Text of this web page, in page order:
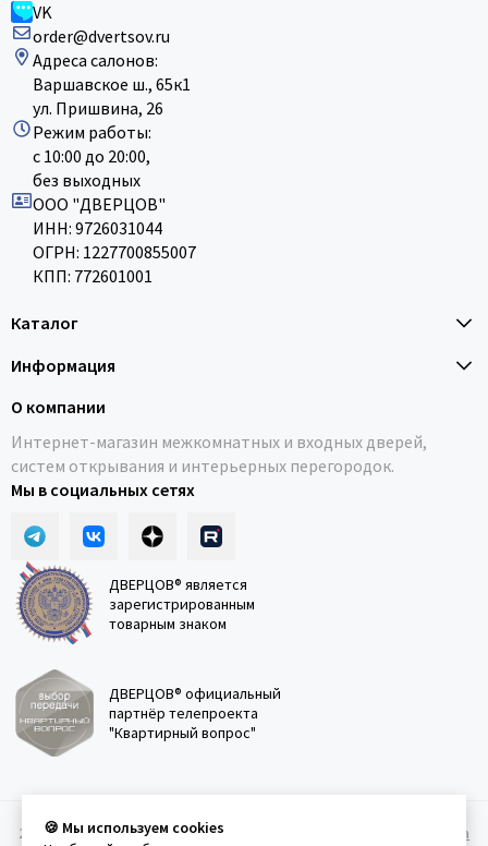
VK
order@dvertsov.ru
Адреса салонов:
Варшавское ш., 65к1
ул. Пришвина, 26
Режим работы:
с 10:00 до 20:00,
без выходных
ООО "ДВЕРЦОВ"
ИНН: 9726031044
ОГРН: 1227700855007
КПП: 772601001
Каталог
Информация
О компании
Интернет-магазин межкомнатных и входных дверей,
систем открывания и интерьерных перегородок.
Мы в социальных сетях
ДВЕРЦОВ® является
зарегистрированным
товарным знаком
ДВЕРЦОВ® официальный
партнёр телепроекта
"Квартирный вопрос"
2011-2026 © Дверцов. Карта сайта
Политика
🍪 Мы используем cookies